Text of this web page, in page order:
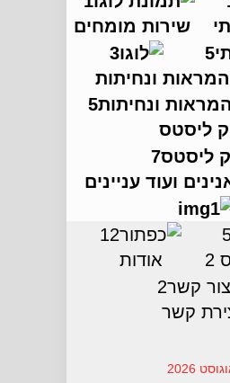
שירות מומחים
המראות ונחיתות
ליסטס
ועוד עניינים
אודות
קשר
2026